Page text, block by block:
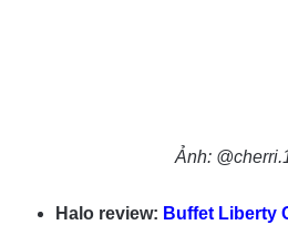
Ảnh:
Halo review: Buffet Liberty